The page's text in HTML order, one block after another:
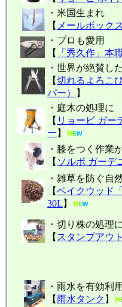
・米国生まれ
【 メールボックス
・プロも愛用
【
「秀久作」本
・世界が絶賛し
【切れるよろこ
パー）
】
・庭木の処理に
【 リョービ ガー
ー 】
・膝をつく作業
【 ソルボ ガーデ
・雑草を防ぐ自
【ベイクウッド
30L 】
・切り株の処理に
【 スタンプアウ
・雨水を有効利
【雨水タンク 】